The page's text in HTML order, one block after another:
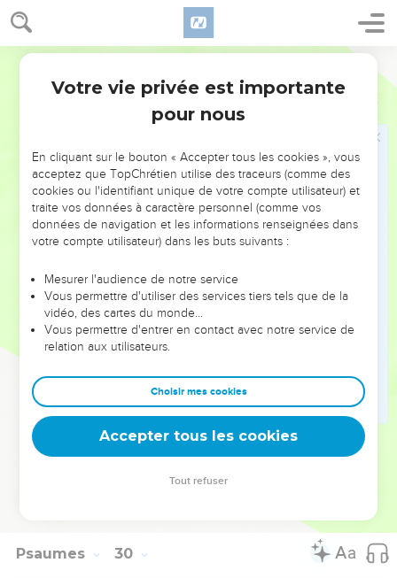
Psaumes 29
Rendez à l’Éternel la gloire de son nom ! Prosternez-vous
devant l’Éternel avec des ornements sacrés !
La voix de l’Éternel (retentit) sur les eaux, Le Dieu de gloire
fait gronder le tonnerre ; L’Éternel (est) sur les grandes eaux.
La voix de l’Éternel brise les cèdres ; L’Éternel brise les
cèdres du Liban,
Il les fait bondir comme un veau ; Le Liban et le Sirion
comme un jeune buffle.
La voix de l’Éternel fait jaillir des flammes de feu.
La voix de l’Éternel fait trembler le désert ; L’Éternel fait
trembler le désert de Qadèch.
La voix de l’Éternel fait enfanter les biches, Elle dépouille
les forêts. Et dans son palais Tout s’écrie : Gloire !
pour toujours.
L’Éternel donnera la puissance à son peuple ; L’Éternel
bénira son peuple dans la paix.
© Société biblique française – Bibli’O, 1978, avec autorisation. Pour vous procurer
Psaumes 30
Votre vie privée est importante
pour nous
En cliquant sur le bouton « Accepter tous les cookies », vous
acceptez que TopChrétien utilise des traceurs (comme des
cookies ou l'identifiant unique de votre compte utilisateur) et
traite vos données à caractère personnel (comme vos
données de navigation et les informations renseignées dans
votre compte utilisateur) dans les buts suivants :
Mesurer l'audience de notre service
Vous permettre d'utiliser des services tiers tels que de la
vidéo, des cartes du monde…
Vous permettre d'entrer en contact avec notre service de
relation aux utilisateurs.
Choisir mes cookies
Accepter tous les cookies
Tout refuser